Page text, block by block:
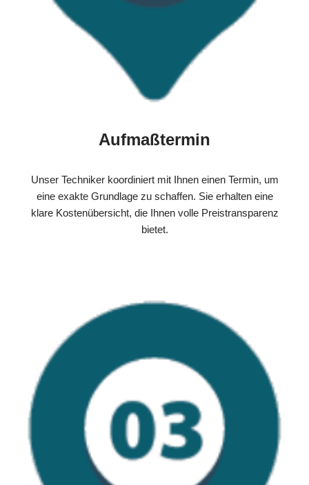
Aufmaßtermin
Unser Techniker koordiniert mit Ihnen einen Termin, um
eine exakte Grundlage zu schaffen. Sie erhalten eine
klare Kostenübersicht, die Ihnen volle Preistransparenz
bietet.